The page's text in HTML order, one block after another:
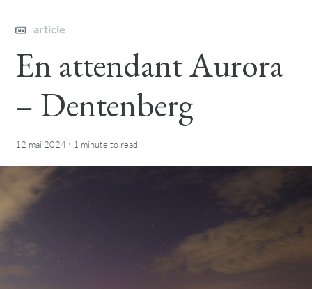
article
En attendant Aurora
– Dentenberg
12 mai 2024 · 1 minute to read